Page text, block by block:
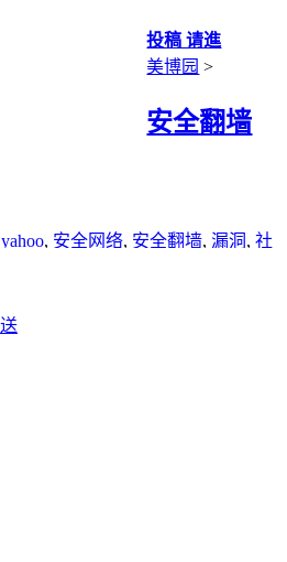
投稿 请進
美博园 >
安全翻墙
yahoo, 安全网络, 安全翻墙, 漏洞 , 社